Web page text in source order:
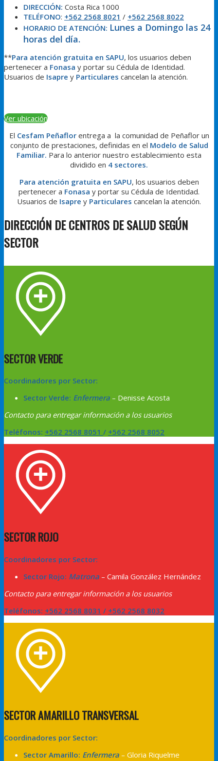
DIRECCIÓN: Costa Rica 1000
TELÉFONO: +562 2568 8021 / +562 2568 8022
HORARIO DE ATENCIÓN: Lunes a Domingo las 24
horas del día.
**Para atención gratuita en SAPU, los usuarios deben
pertenecer a Fonasa y portar su Cédula de Identidad.
Usuarios de Isapre y Particulares cancelan la atención.
Ver ubicación
El Cesfam Peñaflorentrega a la comunidad de Peñaflor un
conjunto de prestaciones, definidas en el Modelo de Salud
Familiar. Para lo anterior nuestro establecimiento esta
dividido en 4 sectores.
Para atención gratuita en SAPU, los usuarios deben
pertenecer a Fonasa y portar su Cédula de Identidad.
Usuarios de Isapre y Particulares cancelan la atención.
DIRECCIÓN DE CENTROS DE SALUD SEGÚN
SECTOR
SECTOR VERDE
Coordinadores por Sector:
Sector Verde: Enfermera – Denisse Acosta
Contacto para entregar información a los usuarios
Teléfonos: +562 2568 8051 / +562 2568 8052
SECTOR ROJO
Coordinadores por Sector:
Sector Rojo: Matrona – Camila González Hernández
Contacto para entregar información a los usuarios
Teléfonos: +562 2568 8031 / +562 2568 8032
SECTOR AMARILLO TRANSVERSAL
Coordinadores por Sector:
Sector Amarillo: Enfermera – Gloria Riquelme